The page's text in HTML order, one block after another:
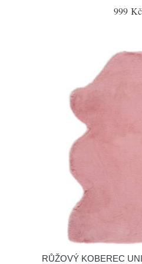
999 Kč
RŮŽOVÝ KOBEREC